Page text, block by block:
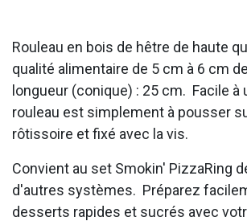
Rouleau en bois de hêtre de haute
qualité alimentaire de 5 cm à 6 cm
longueur (conique) : 25 cm. Facile à
rouleau est simplement à pousser
rôtissoire et fixé avec la vis.
Convient au set Smokin' PizzaRing
d'autres systèmes. Préparez
desserts rapides et sucrés avec